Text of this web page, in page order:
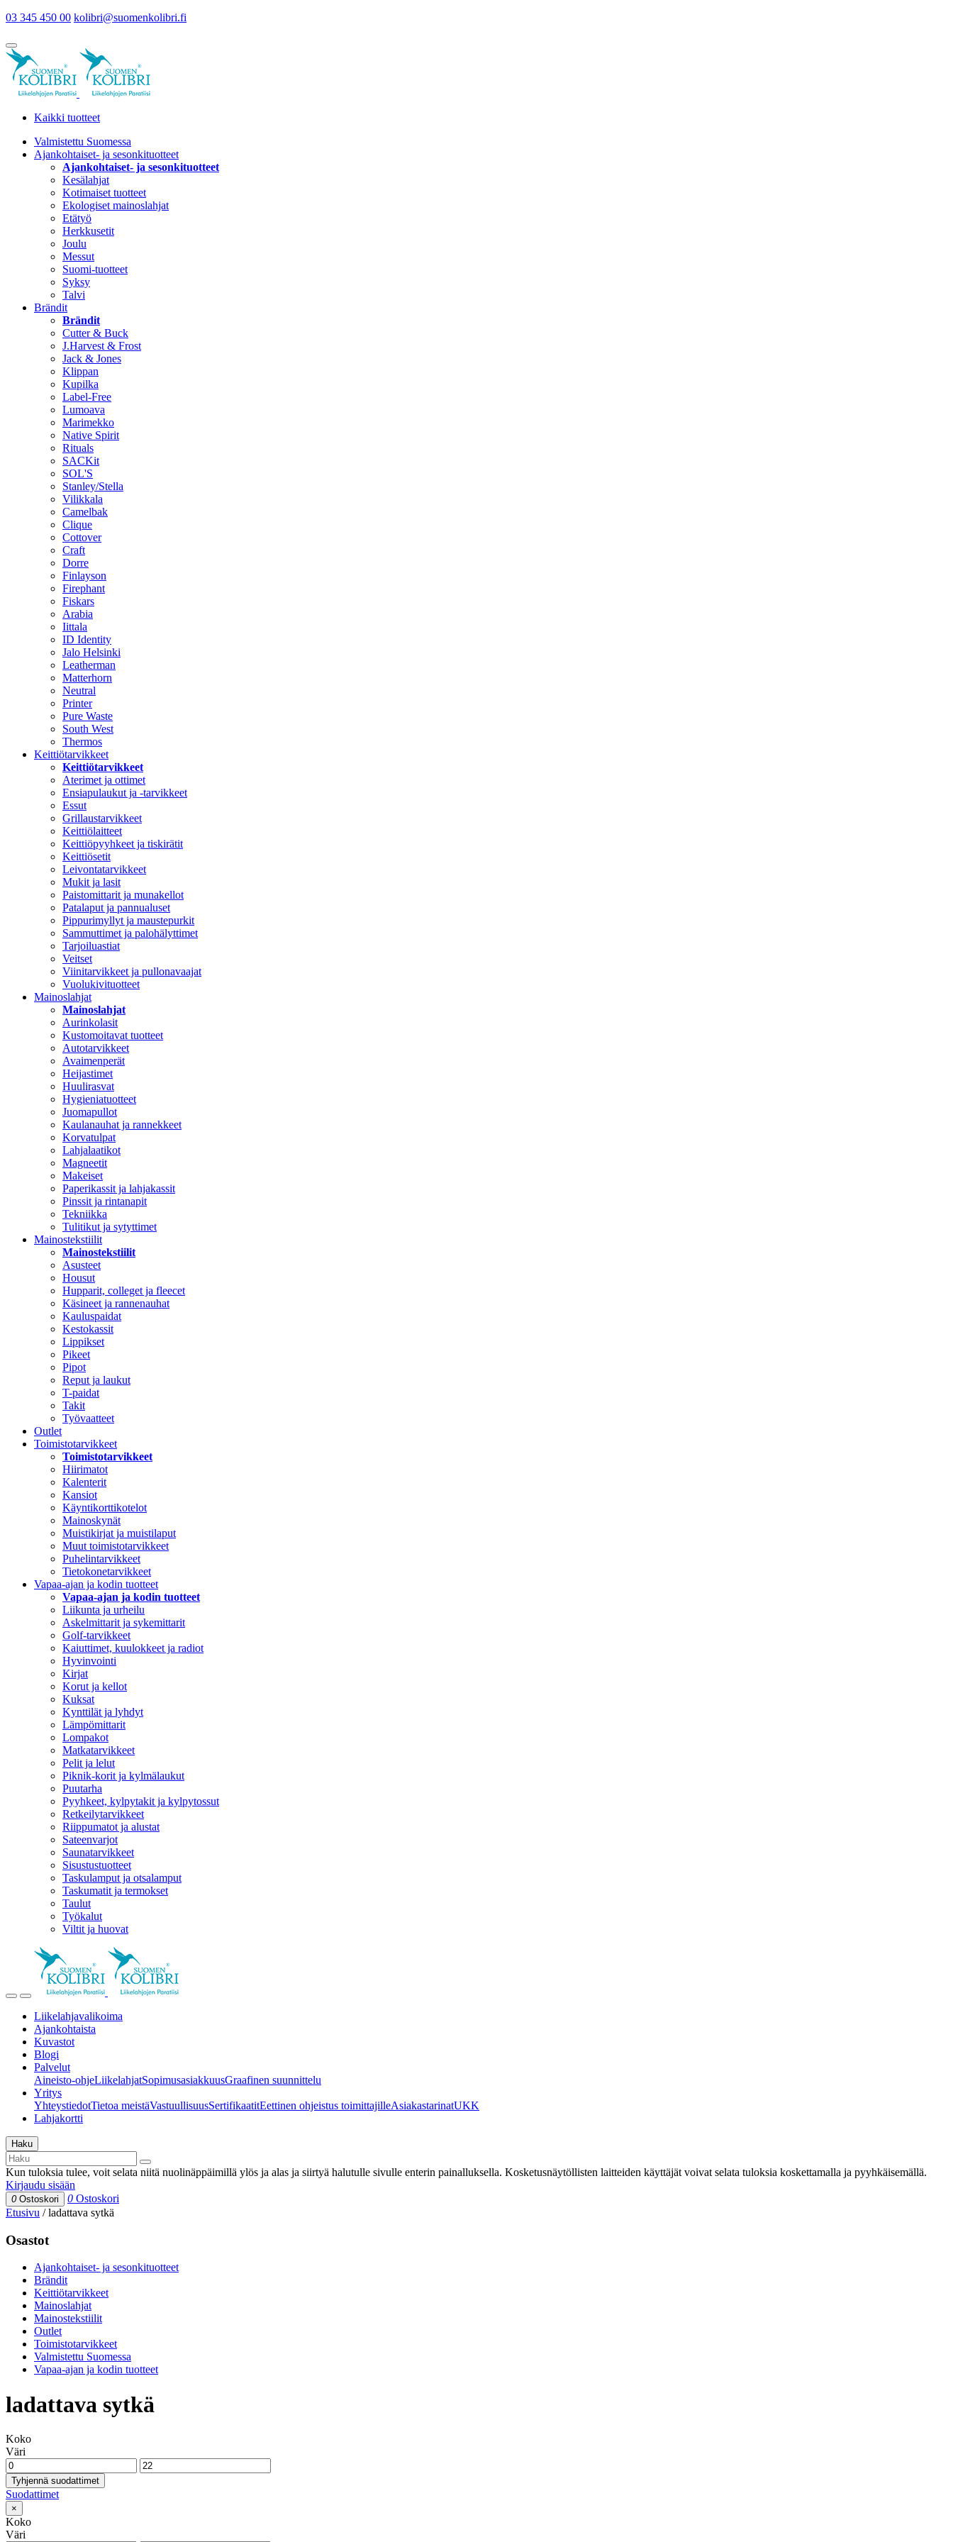
03 345 450 00 kolibri@suomenkolibri.fi
Kaikki tuotteet
Valmistettu Suomessa
Ajankohtaiset- ja sesonkituotteet
Ajankohtaiset- ja sesonkituotteet
Kesälahjat
Kotimaiset tuotteet
Ekologiset mainoslahjat
Etätyö
Herkkusetit
Joulu
Messut
Suomi-tuotteet
Syksy
Talvi
Brändit
Brändit
Cutter & Buck
J.Harvest & Frost
Jack & Jones
Klippan
Kupilka
Label-Free
Lumoava
Marimekko
Native Spirit
Rituals
SACKit
SOL'S
Stanley/Stella
Vilikkala
Camelbak
Clique
Cottover
Craft
Dorre
Finlayson
Firephant
Fiskars
Arabia
Iittala
ID Identity
Jalo Helsinki
Leatherman
Matterhorn
Neutral
Printer
Pure Waste
South West
Thermos
Keittiötarvikkeet
Keittiötarvikkeet
Aterimet ja ottimet
Ensiapulaukut ja -tarvikkeet
Essut
Grillaustarvikkeet
Keittiölaitteet
Keittiöpyyhkeet ja tiskirätit
Keittiösetit
Leivontatarvikkeet
Mukit ja lasit
Paistomittarit ja munakellot
Patalaput ja pannualuset
Pippurimyllyt ja maustepurkit
Sammuttimet ja palohälyttimet
Tarjoiluastiat
Veitset
Viinitarvikkeet ja pullonavaajat
Vuolukivituotteet
Mainoslahjat
Mainoslahjat
Aurinkolasit
Kustomoitavat tuotteet
Autotarvikkeet
Avaimenperät
Heijastimet
Huulirasvat
Hygieniatuotteet
Juomapullot
Kaulanauhat ja rannekkeet
Korvatulpat
Lahjalaatikot
Magneetit
Makeiset
Paperikassit ja lahjakassit
Pinssit ja rintanapit
Tekniikka
Tulitikut ja sytyttimet
Mainostekstiilit
Mainostekstiilit
Asusteet
Housut
Hupparit, colleget ja fleecet
Käsineet ja rannenauhat
Kauluspaidat
Kestokassit
Lippikset
Pikeet
Pipot
Reput ja laukut
T-paidat
Takit
Työvaatteet
Outlet
Toimistotarvikkeet
Toimistotarvikkeet
Hiirimatot
Kalenterit
Kansiot
Käyntikorttikotelot
Mainoskynät
Muistikirjat ja muistilaput
Muut toimistotarvikkeet
Puhelintarvikkeet
Tietokonetarvikkeet
Vapaa-ajan ja kodin tuotteet
Vapaa-ajan ja kodin tuotteet
Liikunta ja urheilu
Askelmittarit ja sykemittarit
Golf-tarvikkeet
Kaiuttimet, kuulokkeet ja radiot
Hyvinvointi
Kirjat
Korut ja kellot
Kuksat
Kynttilät ja lyhdyt
Lämpömittarit
Lompakot
Matkatarvikkeet
Pelit ja lelut
Piknik-korit ja kylmälaukut
Puutarha
Pyyhkeet, kylpytakit ja kylpytossut
Retkeilytarvikkeet
Riippumatot ja alustat
Sateenvarjot
Saunatarvikkeet
Sisustustuotteet
Taskulamput ja otsalamput
Taskumatit ja termokset
Taulut
Työkalut
Viltit ja huovat
Liikelahjavalikoima
Ajankohtaista
Kuvastot
Blogi
Palvelut
Aineisto-ohjeLiikelahjatSopimusasiakkuusGraafinen suunnittelu
Yritys
YhteystiedotTietoa meistäVastuullisuusSertifikaatitEettinen ohjeistus toimittajilleAsiakastarinatUKK
Lahjakortti
Haku
Kun tuloksia tulee, voit selata niitä nuolinäppäimillä ylös ja alas ja siirtyä halutulle sivulle enterin painalluksella. Kosketusnäytöllisten laitteiden käyttäjät voivat selata tuloksia koskettamalla ja pyyhkäisemällä.
Kirjaudu sisään
0 Ostoskori 0 Ostoskori
Etusivu /ladattava sytkä
Osastot
Ajankohtaiset- ja sesonkituotteet
Brändit
Keittiötarvikkeet
Mainoslahjat
Mainostekstiilit
Outlet
Toimistotarvikkeet
Valmistettu Suomessa
Vapaa-ajan ja kodin tuotteet
ladattava sytkä
Koko
Väri
Tyhjennä suodattimet
Suodattimet
×
Koko
Väri